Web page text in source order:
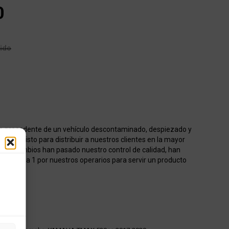
procedente de un vehículo descontaminado, despiezado y
listo para distribuir a nuestros clientes en la mayor
recambios han pasado nuestro control de calidad, han
1 a 1 por nuestros operarios para servir un producto